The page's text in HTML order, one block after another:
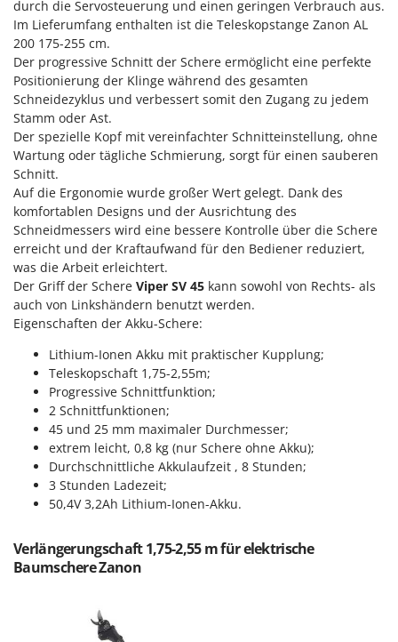
Mähroboter
Maisentkörnungsmaschinen
Manuelle Heckenscheren
Mehrzweck-Sauggeräte
Minibacköfen
Motorhacken - Gartenfräsen
Motorspritzen
Mulcher für Traktor
N
Notstromaggregat
Nudelmaschinen
O
Obstmühlen Obsthäcksler Obstmuser
Obstpressen
Olivenernter und Schüttler
Palettengabeln für Traktoren
Pelletpressen
Pflüge für Traktor
Planierschilder für Traktoren
Poolroboter
Poolstaubsauger
Famag
Famur
FARMER
FBC
Ferrari Group
Ferroni
Ferrua
FIAC
FIEM
Fimar
FINI
Fiorentini
Fiskars
Flymo
Fontana Forni
Forest Master
Francini
G3 Ferrari
Garofalo
GeoTech
durch die Servosteuerung und einen geringen Verbrauch aus.
Im Lieferumfang enthalten ist die Teleskopstange Zanon AL
200 175-255 cm.
Der progressive Schnitt der Schere ermöglicht eine perfekte
Positionierung der Klinge während des gesamten
Schneidezyklus und verbessert somit den Zugang zu jedem
Stamm oder Ast.
Der spezielle Kopf mit vereinfachter Schnitteinstellung, ohne
Wartung oder tägliche Schmierung, sorgt für einen sauberen
Schnitt.
Auf die Ergonomie wurde großer Wert gelegt. Dank des
komfortablen Designs und der Ausrichtung des
Schneidmessers wird eine bessere Kontrolle über die Schere
erreicht und der Kraftaufwand für den Bediener reduziert,
was die Arbeit erleichtert.
Der Griff der Schere Viper SV 45 kann sowohl von Rechts- als
auch von Linkshändern benutzt werden.
Eigenschaften der Akku-Schere:
Lithium-Ionen Akku mit praktischer Kupplung;
Teleskopschaft 1,75-2,55m;
Progressive Schnittfunktion;
2 Schnittfunktionen;
45 und 25 mm maximaler Durchmesser;
extrem leicht, 0,8 kg (nur Schere ohne Akku);
Durchschnittliche Akkulaufzeit , 8 Stunden;
3 Stunden Ladezeit;
50,4V 3,2Ah Lithium-Ionen-Akku.
Verlängerungschaft 1,75-2,55 m für elektrische
Baumschere Zanon